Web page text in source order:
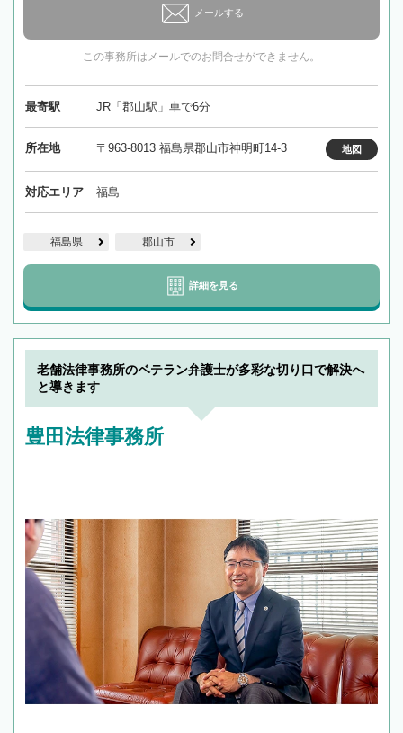
メールする
この事務所はメールでのお問合せができません。
最寄駅 JR「郡山駅」車で6分
所在地 〒963-8013 福島県郡山市神明町14-3 地図
対応エリア 福島
福島県 郡山市
詳細を見る
老舗法律事務所のベテラン弁護士が多彩な切り口で解決へ
と導きます
豊田法律事務所